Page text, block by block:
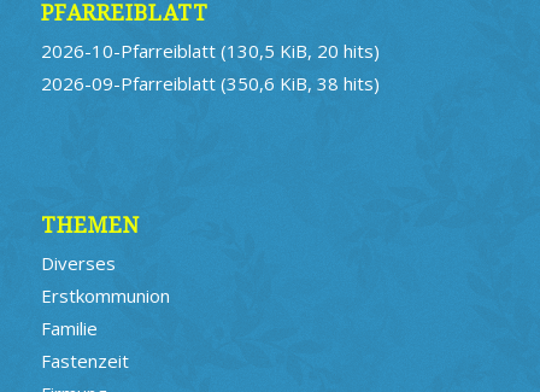
PFARREIBLATT
2026-10-Pfarreiblatt(130,5 KiB, 20 hits)
2026-09-Pfarreiblatt(350,6 KiB, 38 hits)
THEMEN
Diverses
Erstkommunion
Familie
Fastenzeit